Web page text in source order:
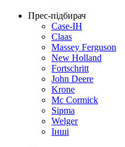
Прес-підбирач
Case-IH
Claas
Massey Ferguson
New Holland
Fortschritt
John Deere
Krone
Mc Cormick
Sipma
Welger
Інші